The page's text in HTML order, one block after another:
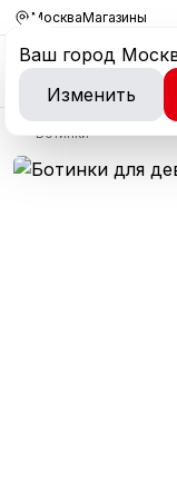
Москва
Ваш город
Изменить
Магазины
Ботинки